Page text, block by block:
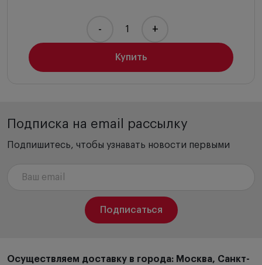
Купить
- +
Подписка на email рассылку
Подпишитесь, чтобы узнавать новости первыми
Подписаться
Осуществляем доставку в города: Москва, Санкт-